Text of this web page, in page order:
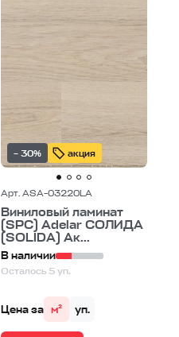
– 30% акция
Арт. ASA-03220LA
Виниловый ламинат
(SPC) Adelar СОЛИДА
(SOLIDA) Ак...
В наличии
Осталось 5 уп.
Цена за м² уп.